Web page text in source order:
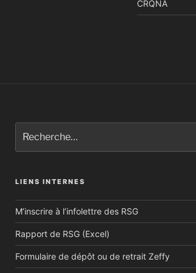
CRQNA
pour
:
LIENS INTERNES
M’inscrire à l’infolettre des RSG
Rapport de RSG (Excel)
Formulaire de dépôt ou de retrait Zeffy